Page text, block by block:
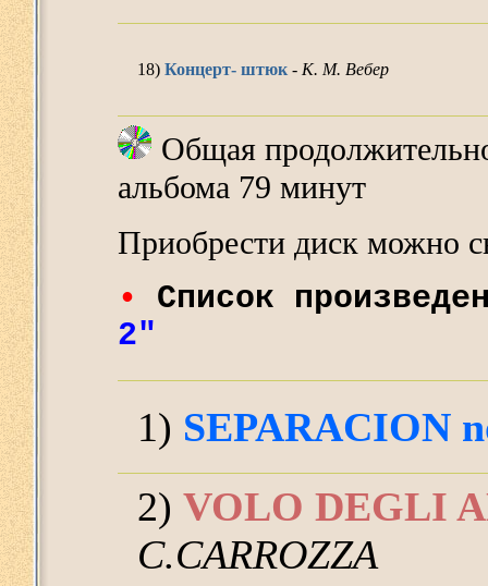
18) Концерт- штюк - К. М. Вебер
Общая
альбома 79 минут
Приобрести диск можно
•
Список
2"
1) SEPARACION
2) VOLO DEGLI
C.CARROZZA